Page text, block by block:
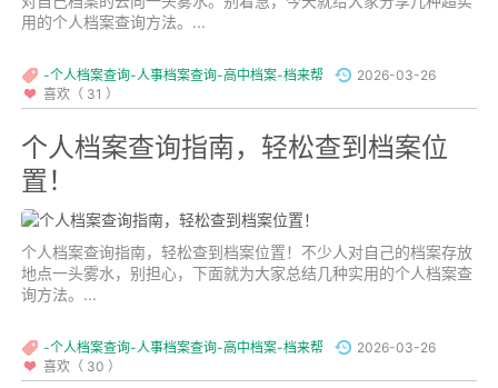
用的个人档案查询方法。...
-个人档案查询-人事档案查询-高中档案-档来帮
2026-03-26
喜欢（ 31 ）
个人档案查询指南，轻松查到档案位
置！
个人档案查询指南，轻松查到档案位置！不少人对自己的档案存放
地点一头雾水，别担心，下面就为大家总结几种实用的个人档案查
询方法。...
-个人档案查询-人事档案查询-高中档案-档来帮
2026-03-26
喜欢（ 30 ）